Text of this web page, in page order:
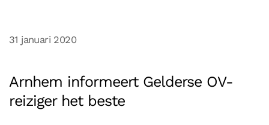
31 januari 2020
Arnhem informeert Gelderse OV-
reiziger het beste